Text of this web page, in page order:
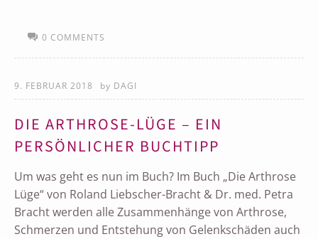
0 COMMENTS
9. FEBRUAR 2018 by DAGI
DIE ARTHROSE-LÜGE – EIN
PERSÖNLICHER BUCHTIPP
Um was geht es nun im Buch? Im Buch „Die Arthrose
Lüge“ von Roland Liebscher-Bracht & Dr. med. Petra
Bracht werden alle Zusammenhänge von Arthrose,
Schmerzen und Entstehung von Gelenkschäden auch